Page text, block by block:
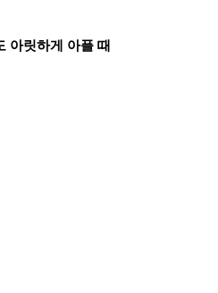
아릿하게 아플 때